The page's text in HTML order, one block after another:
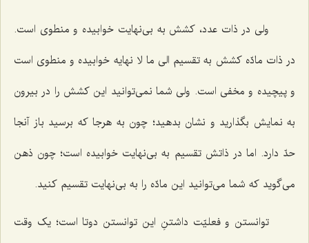
ولی در ذات عدد، کشش به بی‌نهایت خوابیده و منطوی است.
در ذات مادّه کشش به تقسیم الی ما لا نهایه خوابیده و منطوی است
و پیچیده و مخفی است. ولی شما نمی‌توانید این کشش را در بیرون
به نمایش بگذارید و نشان بدهید؛ چون به هرجا که برسید باز آنجا
حدّ دارد. اما در ذاتش تقسیم به بی‌نهایت خوابیده است؛ چون ذهن
می‌گوید که شما می‌توانید این مادّه را به بی‌نهایت تقسیم کنید.
توانستن و فعلیّت داشتنِ این توانستن دوتا است؛ یک وقت